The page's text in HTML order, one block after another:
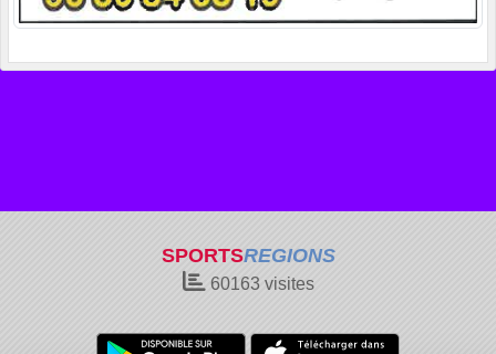
SPORTSREGIONS
60163visites